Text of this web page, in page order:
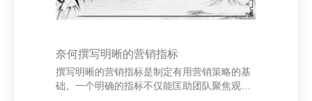
奈何撰写明晰的营销指标
撰写明晰的营销指标是制定有用营销策略的基
础。一个明确的指标不仅能匡助团队聚焦观念